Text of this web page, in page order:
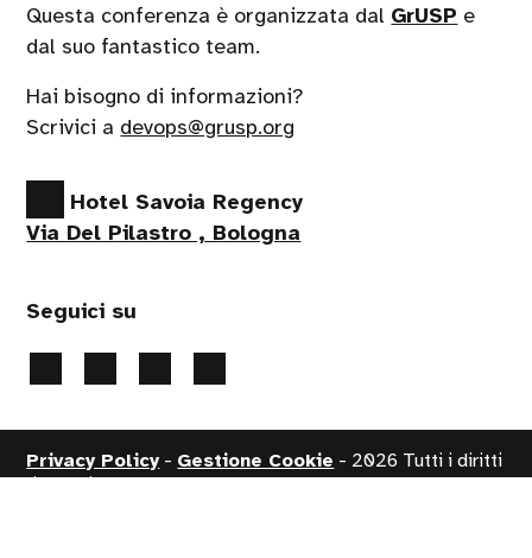
Questa conferenza è organizzata dal GrUSP e
dal suo fantastico team.
Hai bisogno di informazioni?
Scrivici a devops@grusp.org
Hotel Savoia Regency
Via Del Pilastro , Bologna
Seguici su
Privacy Policy - Gestione Cookie - 2026 Tutti i diritti
riservati